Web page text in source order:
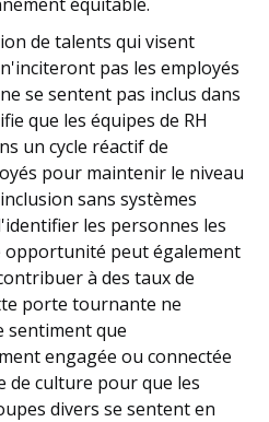
de talents qui visent
pas les employés
se sentent pas inclus dans
que les équipes de RH
un cycle réactif de
pour maintenir le niveau
sans systèmes
les personnes les
opportunité peut également
à des taux de
porte tournante ne
sentiment que
engagée ou connectée
de culture pour que les
divers se sentent en